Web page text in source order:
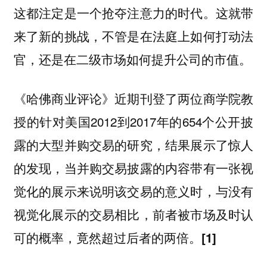
这都注定是一个抢夺注意力的时代。这就带
来了新的挑战，不管是在法庭上如何打动法
官，还是在二级市场如何提升公司的市值。
《哈佛商业评论》近期刊登了两位商学院教
授的针对美国2012到2017年的654个公开披
露的大型并购交易的研究，结果展示了惊人
的发现，当并购交易披露的内容带有一张视
觉化的展示来说明该交易的意义时，与没有
视觉化展示的交易相比，前者被市场及时认
可的概率，竟然超过后者的两倍。 [1]